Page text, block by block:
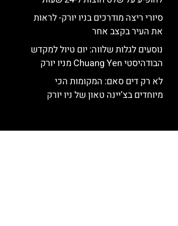
סיורי ריצה מודרכים בניו יורק- לראות
את העיר בקצב אחר
נוסעים לגלות שלווה: יום טיול למקדש
הבודהיסטי Chuang Yen מניו יורק
לא רק דים סאם: המקומות הכי
מיוחדים בצ’יינה טאון של ניו יורק